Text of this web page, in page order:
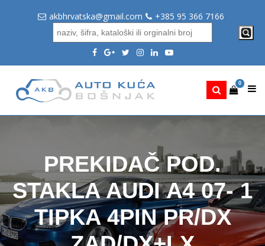
akbhrvatska@gmail.com +385 95 366 7166
0
PREKIDAČ POD.
STAKLA AUDI A4 07- 1
TIPKA 4PIN PR/DX